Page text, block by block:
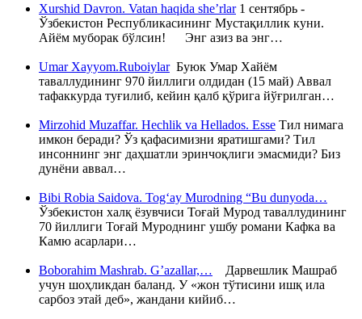
Xurshid Davron. Vatan haqida she’rlar1 сентябрь -
Ўзбекистон Республикасининг Мустақиллик куни.
Айём муборак бўлсин! Энг азиз ва энг…
Umar Xayyom.RuboiylarБуюк Умар Хайём
таваллудининг 970 йиллиги олдидан (15 май) Аввал
тафаккурда туғилиб, кейин қалб қўрига йўғрилган…
Mirzohid Muzaffar. Hechlik va Hellados. Esse Тил нимага
имкон беради? Ўз қафасимизни яратишгами? Тил
инсоннинг энг даҳшатли эринчоқлиги эмасмиди? Биз
дунёни аввал…
Bibi Robia Saidova. Tog‘ay Murodning “Bu dunyoda…
Ўзбекистон халқ ёзувчиси Тоғай Мурод таваллудининг
70 йиллиги Тоғай Муроднинг ушбу романи Кафка ва
Камю асарлари…
Boborahim Mashrab. G’azallar,… Дарвешлик Машраб
учун шоҳликдан баланд. У «жон тўтисини ишқ ила
сарбоз этай деб», жандани кийиб…